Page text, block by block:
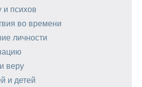
и психов
во времени
личности
веру
и детей